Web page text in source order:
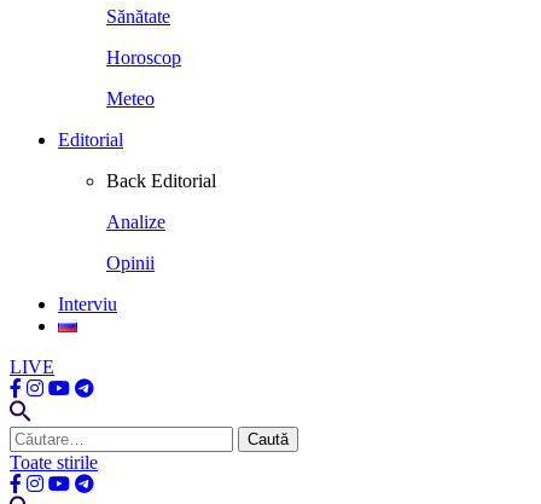
Sănătate
Horoscop
Meteo
Editorial
Back Editorial
Analize
Opinii
Interviu
LIVE
Caută
după:
Toate stirile